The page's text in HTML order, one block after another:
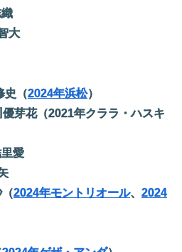
大
史（2024年浜松）
芽花（2021年クララ・ハスキ
愛
2024年モントリオール、 2024